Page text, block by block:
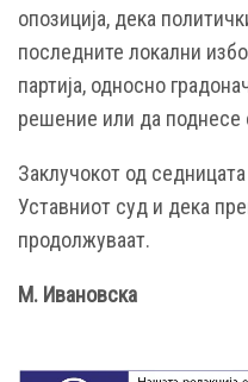
опозиција, дека
последните локални
партија, односно
решение или да поднесе
Заклучокот од
Уставниот суд и дека
продолжуваат.
М. Ивановска